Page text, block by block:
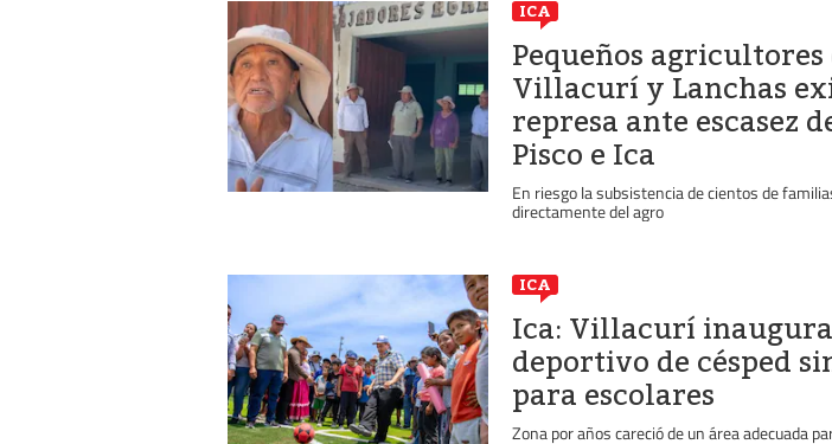
ICA
Pequeños agricultores
Villacurí y Lanchas
represa ante escasez
Pisco e Ica
En riesgo la subsistencia de cientos de
directamente del agro
ICA
Ica: Villacurí
deportivo de césped
para escolares
Zona por años careció de un área adecuada